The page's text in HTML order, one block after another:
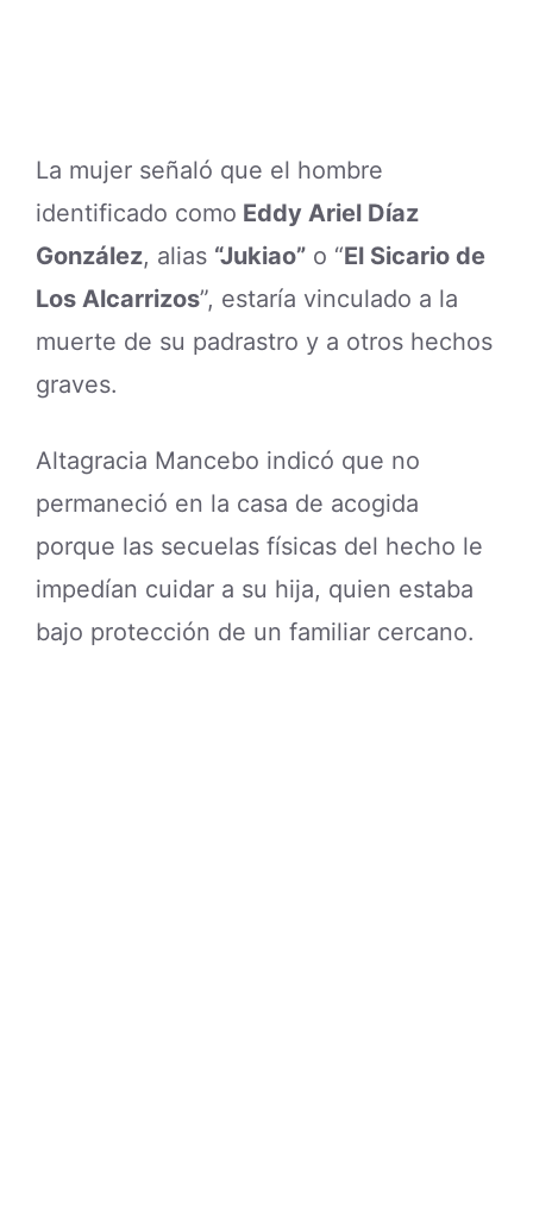
La mujer señaló que el hombre
identificado como Eddy Ariel Díaz
González, alias “Jukiao” o “El Sicario de
Los Alcarrizos”, estaría vinculado a la
muerte de su padrastro y a otros hechos
graves.
Altagracia Mancebo indicó que no
permaneció en la casa de acogida
porque las secuelas físicas del hecho le
impedían cuidar a su hija, quien estaba
bajo protección de un familiar cercano.